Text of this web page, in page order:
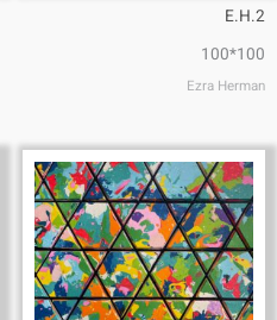
E.H.2
100*100
Ezra Herman